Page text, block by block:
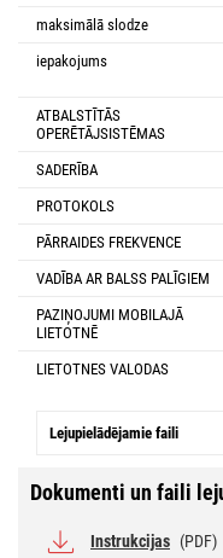
maksimālā slodze
iepakojums
ATBALSTĪTĀS
OPERĒTĀJSISTĒMAS
SADERĪBA
PROTOKOLS
PĀRRAIDES FREKVENCE
VADĪBA AR BALSS PALĪGIEM
PAZIŅOJUMI MOBILAJĀ
LIETOTNĒ
LIETOTNES VALODAS
Lejupielādējamie faili
Dokumenti un faili
Instrukcijas (PDF)